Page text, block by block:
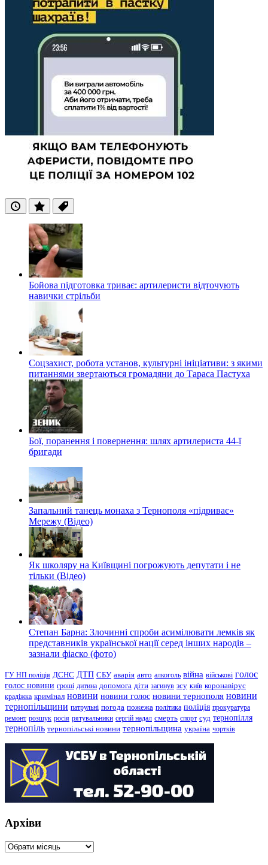
ОстанніПопулярні
Теги
Бойова підготовка триває: артилеристи відточують
навички стрільби
Соцзахист, робота установ, культурні ініціативи: з якими
питаннями звертаються громадяни до Тараса Пастуха
Бої, поранення і повернення: шлях артилериста 44-ї
бригади
Запальний танець монаха з Тернополя «підриває»
Мережу (Відео)
Як школяру на Київщині погрожують депутати і не
тільки (Відео)
Степан Барна: Злочинні спроби асимілювати лемків як
представників української нації серед інших народів –
зазнали фіаско (фото)
ГУ НП поліція ДСНС ДТП СБУ аварія авто алкоголь війна військові голос
голос новини гроші дитина допомога діти загинув зсу київ коронавірус
крадіжка кримінал новини новини голос новини тернополя новини
тернопільщини патрульні погода пожежа політика поліція прокуратура
ремонт розшук росія рятувальники сергій надал смерть спорт суд тернопілля
тернопіль тернопільські новини тернопільщина україна чортків
Архіви
Архіви